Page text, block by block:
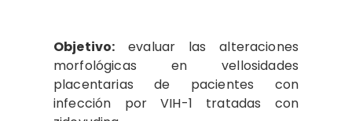
Objetivo: evaluar las alteraciones
morfológicas en vellosidades
placentarias de pacientes con
infección por VIH-1 tratadas con